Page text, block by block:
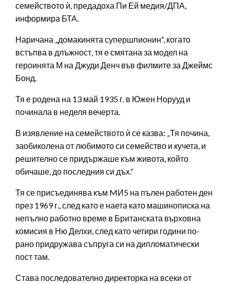
семейството ѝ, предадоха Пи Ей медия/ДПА,
информира БТА.
Наричана „домакинята супершпионин“, когато
встъпва в длъжност, тя е смятана за модел на
героинята М на Джуди Денч във филмите за Джеймс
Бонд.
Тя е родена на 13 май 1935 г. в Южен Норууд и
починала в неделя вечерта.
В изявление на семейството ѝ се казва: „Тя почина,
заобиколена от любимото си семейство и кучета, и
решително се придържаше към живота, който
обичаше, до последния си дъх.“
Тя се присъединява към MИ5 на пълен работен ден
през 1969 г., след като е наета като машинописка на
непълно работно време в Британската върховна
комисия в Ню Делхи, след като четири години по-
рано придружава съпруга си на дипломатически
пост там.
Става последователно директорка на всеки от